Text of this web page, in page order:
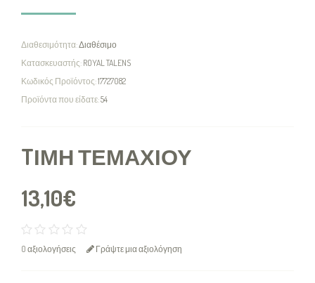
Διαθεσιμότητα:Διαθέσιμο
Κατασκευαστής: ROYAL TALENS
Κωδικός Προϊόντος:17727082
Προϊόντα που είδατε:54
TΙΜΉ ΤΕΜΑΧΊΟΥ
13,10€
0 αξιολογήσεις Γράψτε μια αξιολόγηση